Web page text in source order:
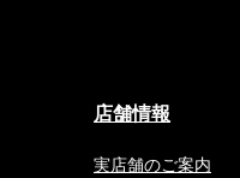
店舗情報
実店舗のご案内